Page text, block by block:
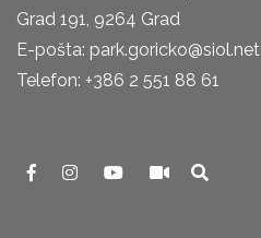
Grad 191, 9264 Grad
E-pošta: park.goricko@siol.net
Telefon: +386 2 551 88 61